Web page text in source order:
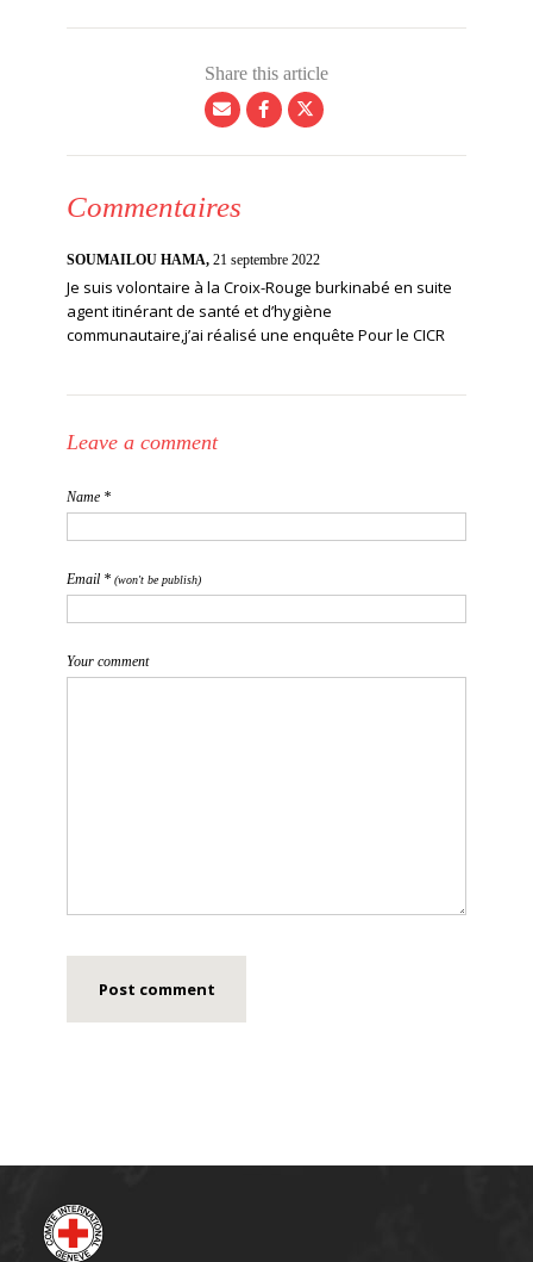
Share this article
Commentaires
SOUMAILOU HAMA, 21 septembre 2022
Je suis volontaire à la Croix-Rouge burkinabé en suite
agent itinérant de santé et d’hygiène
communautaire,j’ai réalisé une enquête Pour le CICR
Leave a comment
Name *
Email * (won't be publish)
Your comment